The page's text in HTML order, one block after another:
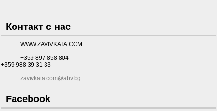
Контакт с нас
WWW.ZAVIVKATA.COM
+359 897 858 804
+359 988 39 31 33
zavivkata.com@abv.bg
Facebook